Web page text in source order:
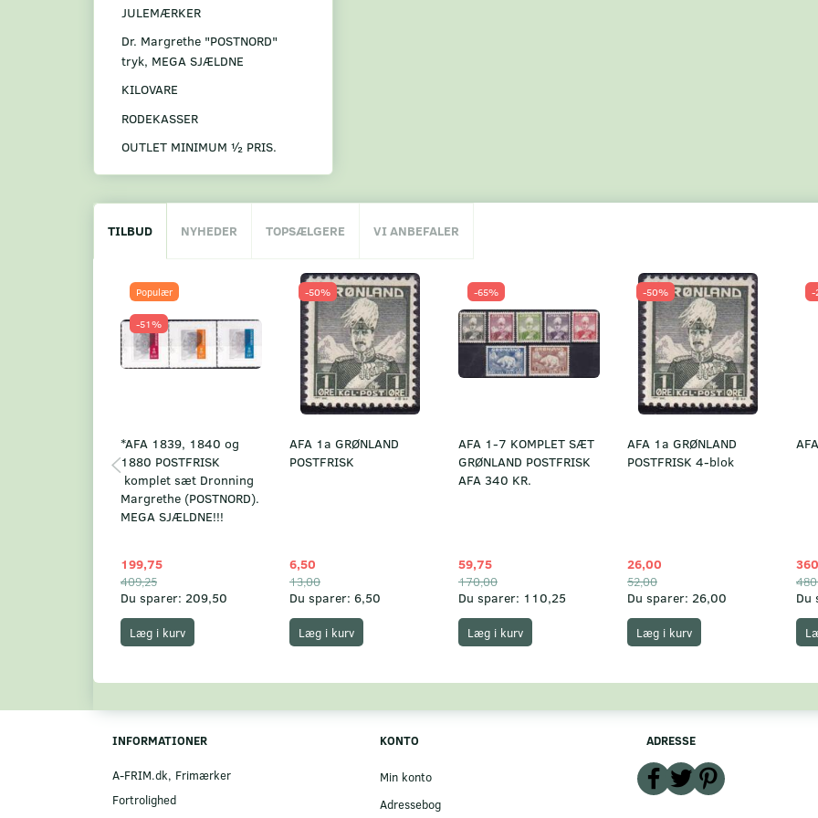
JULEMÆRKER
Dr. Margrethe "POSTNORD"
tryk, MEGA SJÆLDNE
KILOVARE
RODEKASSER
OUTLET MINIMUM ½ PRIS.
TILBUD NYHEDER TOPSÆLGERE VI ANBEFALER
Populær
-51%
*AFA 1839, 1840 og
1880 POSTFRISK
komplet sæt Dronning
Margrethe (POSTNORD).
MEGA SJÆLDNE!!!
199,75
409,25
Du sparer: 209,50
Læg i kurv
-50%
AFA 1a GRØNLAND
POSTFRISK
6,50
13,00
Du sparer: 6,50
Læg i kurv
-65%
AFA 1-7 KOMPLET SÆT
GRØNLAND POSTFRISK
AFA 340 KR.
59,75
170,00
Du sparer: 110,25
Læg i kurv
-50%
AFA 1a GRØNLAND
POSTFRISK 4-blok
26,00
52,00
Du sparer: 26,00
Læg i kurv
-
Du
INFORMATIONER
A-FRIM.dk, Frimærker
Fortrolighed
KONTO
Min konto
Adressebog
ADRESSE